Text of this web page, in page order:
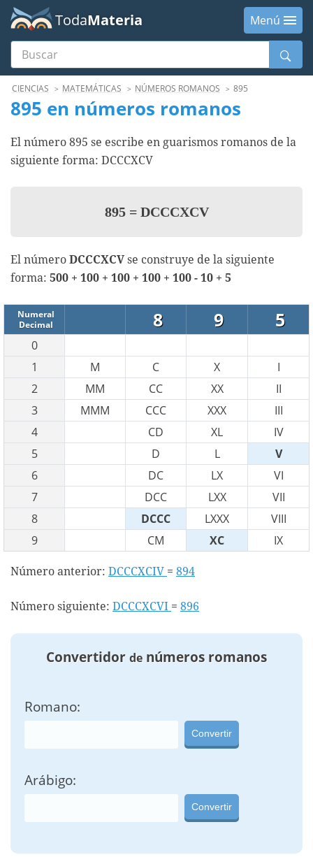
TodaMateria
Menú
Buscar
MenúCIENCIAS MATEMÁTICAS NÚMEROS ROMANOS 895
895 en números romanos
El número 895 se escribe en guarismos romanos de la
siguiente forma: DCCCXCV
895 =DCCCXCV
El número DCCCXCVse construye de la siguiente
forma: 500 + 100 + 100 + 100 + 100 - 10 + 5
Numeral
Decimal
8 9 5
0
1
M C X
I
2
MM CC XX
II
3
MMM CCC XXX
III
4
CD XL
IV
5
D L
V
6
DC LX
VI
7
DCC LXX
VII
8
DCCC LXXX
VIII
9
CM XC IX
Número anterior: DCCCXCIV = 894
Número siguiente: DCCCXCVI = 896
Convertidor de números romanos
Romano:
Convertir
Arábigo:
Convertir